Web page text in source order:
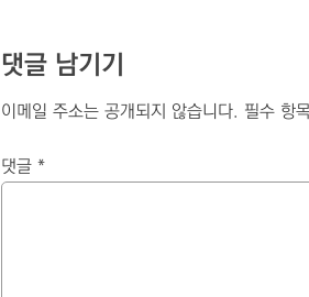
댓글 남기기
이메일 주소는 공개되지 않습니다. 필수 항
댓글 *